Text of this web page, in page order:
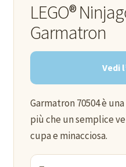
LEGO®
Garmatron
Vedi
Garmatron 70504 è
più che un semplice
cupa e minacciosa.